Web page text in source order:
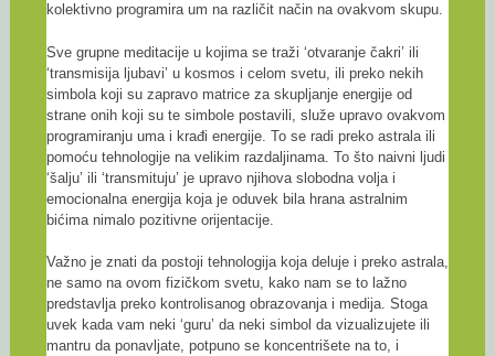
kolektivno programira um na različit način na ovakvom skupu.
Sve grupne meditacije u kojima se traži ‘otvaranje čakri’ ili
‘transmisija ljubavi’ u kosmos i celom svetu, ili preko nekih
simbola koji su zapravo matrice za skupljanje energije od
strane onih koji su te simbole postavili, služe upravo ovakvom
programiranju uma i krađi energije. To se radi preko astrala ili
pomoću tehnologije na velikim razdaljinama. To što naivni ljudi
‘šalju’ ili ‘transmituju’ je upravo njihova slobodna volja i
emocionalna energija koja je oduvek bila hrana astralnim
bićima nimalo pozitivne orijentacije.
Važno je znati da postoji tehnologija koja deluje i preko astrala,
ne samo na ovom fizičkom svetu, kako nam se to lažno
predstavlja preko kontrolisanog obrazovanja i medija. Stoga
uvek kada vam neki ‘guru’ da neki simbol da vizualizujete ili
mantru da ponavljate, potpuno se koncentrišete na to, i